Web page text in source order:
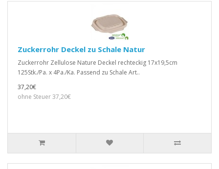
Zuckerrohr Deckel zu Schale Natur
Zuckerrohr Zellulose Nature Deckel rechteckig 17x19,5cm
125Stk./Pa. x 4Pa./Ka. Passend zu Schale Art..
37,20€
ohne Steuer 37,20€